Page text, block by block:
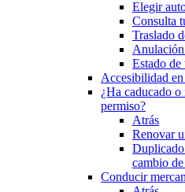
Elegir
Consulta
Traslado
Estado
Accesibilidad
¿Ha caducado o
permiso?
Atrás
Renovar
cambio
Conducir